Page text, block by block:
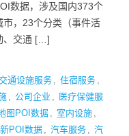
数据，涉及国内373个
市，23个分类（事件活
、交通 […]
通设施服务 , 住宿服务 ,
, 公司企业 , 医疗保健服
图POI数据 , 室内设施 ,
POI数据 , 汽车服务 , 汽